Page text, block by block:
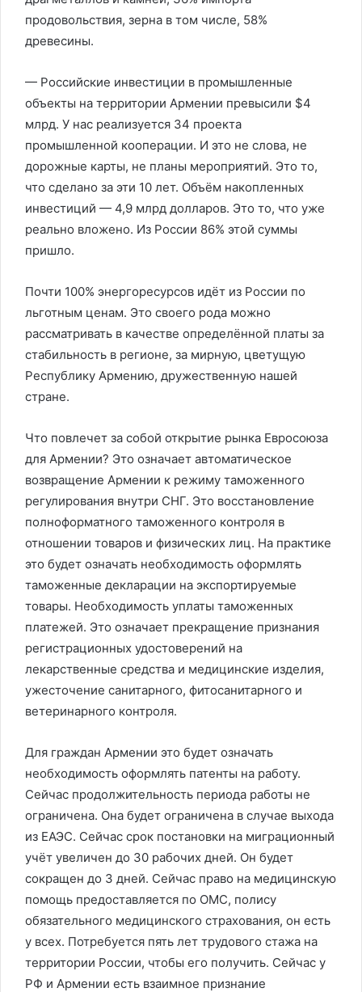
продовольствия, зерна в том числе, 58%
древесины.
— Российские инвестиции в промышленные
объекты на территории Армении превысили $4
млрд. У нас реализуется 34 проекта
промышленной кооперации. И это не слова, не
дорожные карты, не планы мероприятий. Это то,
что сделано за эти 10 лет. Объём накопленных
инвестиций — 4,9 млрд долларов. Это то, что уже
реально вложено. Из России 86% этой суммы
пришло.
Почти 100% энергоресурсов идёт из России по
льготным ценам. Это своего рода можно
рассматривать в качестве определённой платы за
стабильность в регионе, за мирную, цветущую
Республику Армению, дружественную нашей
стране.
Что повлечет за собой открытие рынка Евросоюза
для Армении? Это означает автоматическое
возвращение Армении к режиму таможенного
регулирования внутри СНГ. Это восстановление
полноформатного таможенного контроля в
отношении товаров и физических лиц. На практике
это будет означать необходимость оформлять
таможенные декларации на экспортируемые
товары. Необходимость уплаты таможенных
платежей. Это означает прекращение признания
регистрационных удостоверений на
лекарственные средства и медицинские изделия,
ужесточение санитарного, фитосанитарного и
ветеринарного контроля.
Для граждан Армении это будет означать
необходимость оформлять патенты на работу.
Сейчас продолжительность периода работы не
ограничена. Она будет ограничена в случае выхода
из ЕАЭС. Сейчас срок постановки на миграционный
учёт увеличен до 30 рабочих дней. Он будет
сокращен до 3 дней. Сейчас право на медицинскую
помощь предоставляется по ОМС, полису
обязательного медицинского страхования, он есть
у всех. Потребуется пять лет трудового стажа на
территории России, чтобы его получить. Сейчас у
РФ и Армении есть взаимное признание